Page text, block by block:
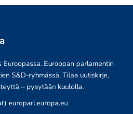
Euroopassa. Euroopan parlamentin
S&D-ryhmässä. Tilaa uutiskirje,
– pysytään kuulolla.
europarl.europa.eu